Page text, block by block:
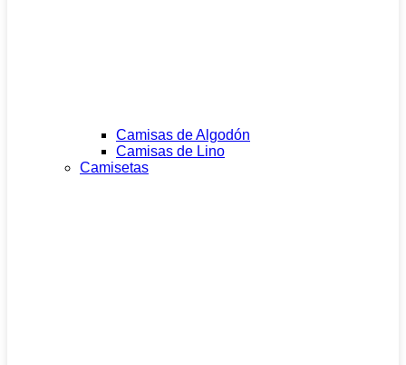
Camisas de Algodón
Camisas de Lino
Camisetas